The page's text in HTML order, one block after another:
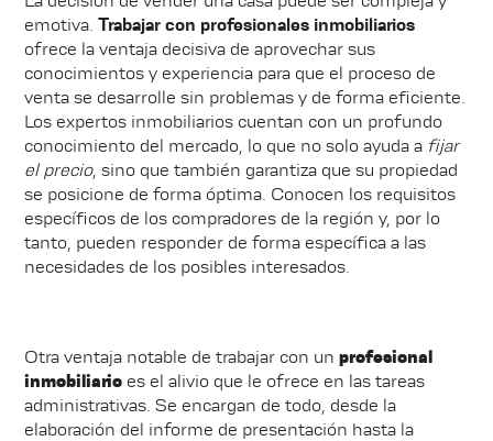
emotiva.Trabajar con profesionales inmobiliarios
ofrece la ventaja decisiva de aprovechar sus
conocimientos y experiencia para que el proceso de
venta se desarrolle sin problemas y de forma eficiente.
Los expertos inmobiliarios cuentan con un profundo
conocimiento del mercado, lo que no solo ayuda a fijar
el precio, sino que también garantiza que su propiedad
se posicione de forma óptima. Conocen los requisitos
específicos de los compradores de la región y, por lo
tanto, pueden responder de forma específica a las
necesidades de los posibles interesados.
Otra ventaja notable de trabajar con unprofesional
inmobiliario es el alivio que le ofrece en las tareas
administrativas. Se encargan de todo, desde la
elaboración del informe de presentación hasta la